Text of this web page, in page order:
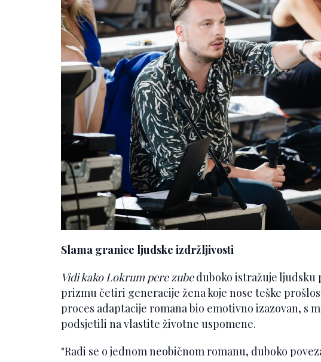
Slama granice ljudske izdržljivosti
Vidi kako Lokrum pere zubeduboko istražuje ljudsku
prizmu četiri generacije žena koje nose teške
proces adaptacije romana bio emotivno izazovan, s
podsjetili na vlastite životne uspomene.
"Radi se o jednom neobičnom romanu, duboko